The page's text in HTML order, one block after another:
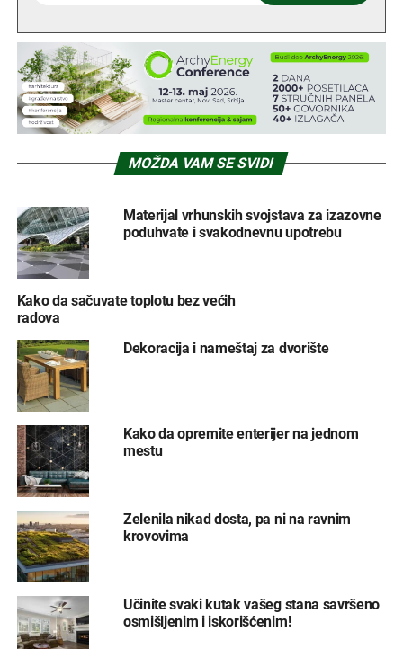
MOŽDA VAM SE SVIDI
Materijal vrhunskih svojstava za izazovne
poduhvate i svakodnevnu upotrebu
Kako da sačuvate toplotu bez većih
radova
Dekoracija i nameštaj za dvorište
Kako da opremite enterijer na jednom
mestu
Zelenila nikad dosta, pa ni na ravnim
krovovima
Učinite svaki kutak vašeg stana savršeno
osmišljenim i iskorišćenim!